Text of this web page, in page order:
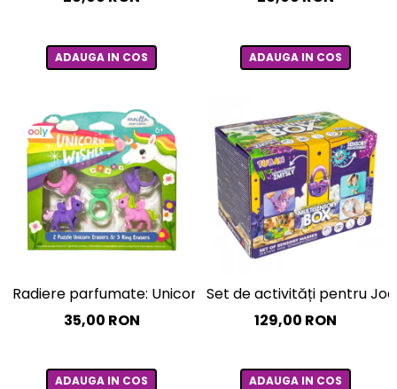
ADAUGA IN COS ADAUGA IN COS
Radiere parfumate: Unicorni (Set de 5)
35,00 RON
ADAUGA IN COS
Set de activități pentru
129,00 RON
ADAUGA IN COS